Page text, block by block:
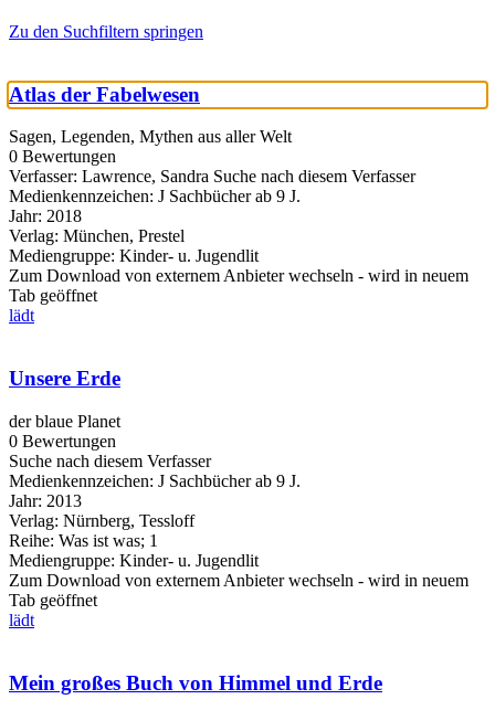
Zu den Suchfiltern springen
Atlas der Fabelwesen
Sagen, Legenden, Mythen aus aller Welt
0 Bewertungen
Verfasser: Lawrence, Sandra Suche nach diesem Verfasser
Medienkennzeichen: J Sachbücher ab 9 J.
Jahr: 2018
Verlag: München, Prestel
Mediengruppe: Kinder- u. Jugendlit
Zum Download von externem Anbieter wechseln - wird in neuem
Tab geöffnet
lädt
Unsere Erde
der blaue Planet
0 Bewertungen
Suche nach diesem Verfasser
Medienkennzeichen: J Sachbücher ab 9 J.
Jahr: 2013
Verlag: Nürnberg, Tessloff
Reihe: Was ist was; 1
Mediengruppe: Kinder- u. Jugendlit
Zum Download von externem Anbieter wechseln - wird in neuem
Tab geöffnet
lädt
Mein großes Buch von Himmel und Erde